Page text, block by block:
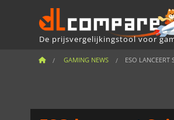
De prijsvergelijkingstool voor
GAMING NEWS ESO LANCEERT